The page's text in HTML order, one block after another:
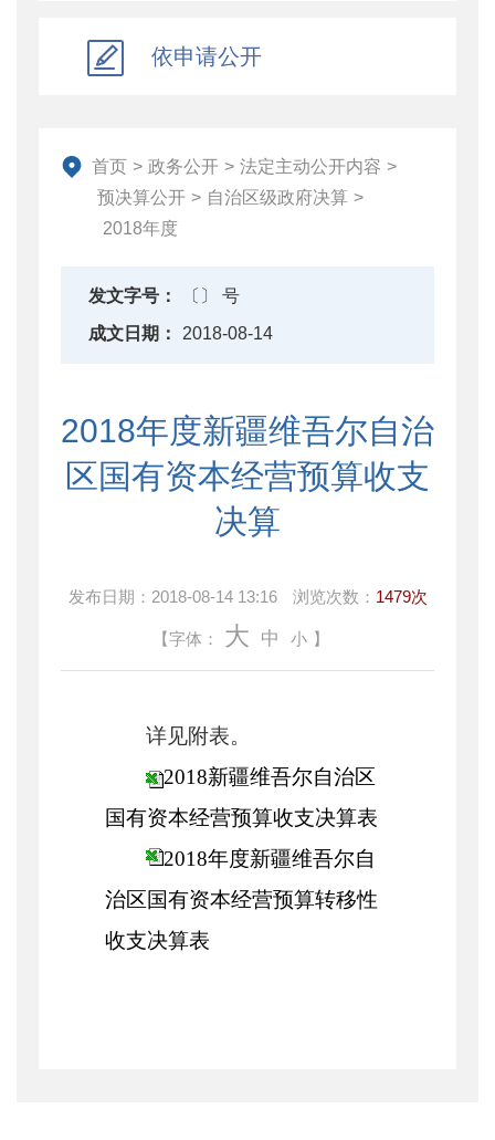
重大行政决策预公开
直达资金
行业监管
简政放权
重点领域信息公开
依申请公开
首页 > 政务公开 > 法定主动公开内容 >
预决算公开 > 自治区级政府决算 >
2018年度
发文字号：
〔〕 号
成文日期：
2018-08-14
2018年度新疆维吾尔自治
区国有资本经营预算收支
决算
发布日期： 2018-08-14 13:16 浏览次数： 1479次
【字体： 大 中 小 】
详见附表。
2018新疆维吾尔自治区
国有资本经营预算收支决算表
2018年度新疆维吾尔自
治区国有资本经营预算转移性
收支决算表